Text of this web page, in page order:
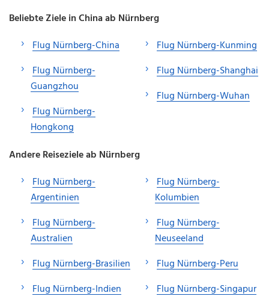
Beliebte Ziele in China ab Nürnberg
Flug Nürnberg-China
Flug Nürnberg-
Guangzhou
Flug Nürnberg-
Hongkong
Flug Nürnberg-Kunming
Flug Nürnberg-Shanghai
Flug Nürnberg-Wuhan
Andere Reiseziele ab Nürnberg
Flug Nürnberg-
Argentinien
Flug Nürnberg-
Australien
Flug Nürnberg-Brasilien
Flug Nürnberg-Indien
Flug Nürnberg-
Kolumbien
Flug Nürnberg-
Neuseeland
Flug Nürnberg-Peru
Flug Nürnberg-Singapur